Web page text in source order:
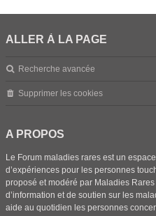
ALLER À LA PAGE
Recherche avancée
Supprimer les cookies
A PROPOS
Le Forum maladies rares est un
d’expériences pour les personnes
proposé et modéré par Maladies
d’information et de soutien sur les
aide au quotidien les personnes